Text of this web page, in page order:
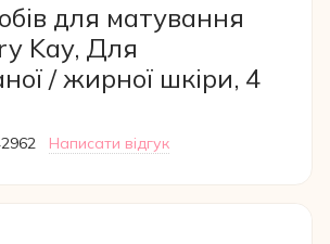
для матування
Kay, Для
/ жирної шкіри, 4
Написати відгук